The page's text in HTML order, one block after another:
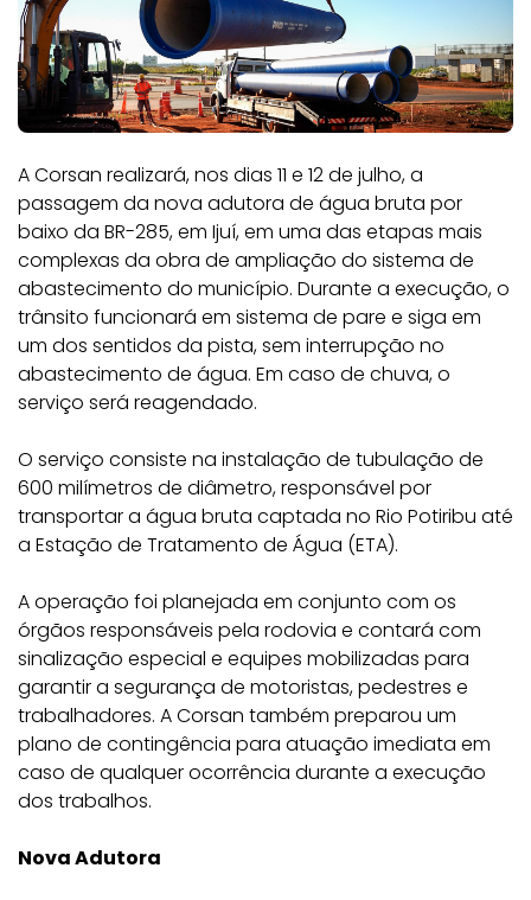
A Corsan realizará, nos dias 11 e 12 de julho, a
passagem da nova adutora de água bruta por
baixo da BR-285, em Ijuí, em uma das etapas mais
complexas da obra de ampliação do sistema de
abastecimento do município. Durante a execução, o
trânsito funcionará em sistema de pare e siga em
um dos sentidos da pista, sem interrupção no
abastecimento de água. Em caso de chuva, o
serviço será reagendado.
O serviço consiste na instalação de tubulação de
600 milímetros de diâmetro, responsável por
transportar a água bruta captada no Rio Potiribu até
a Estação de Tratamento de Água (ETA).
A operação foi planejada em conjunto com os
órgãos responsáveis pela rodovia e contará com
sinalização especial e equipes mobilizadas para
garantir a segurança de motoristas, pedestres e
trabalhadores. A Corsan também preparou um
plano de contingência para atuação imediata em
caso de qualquer ocorrência durante a execução
dos trabalhos.
Nova Adutora